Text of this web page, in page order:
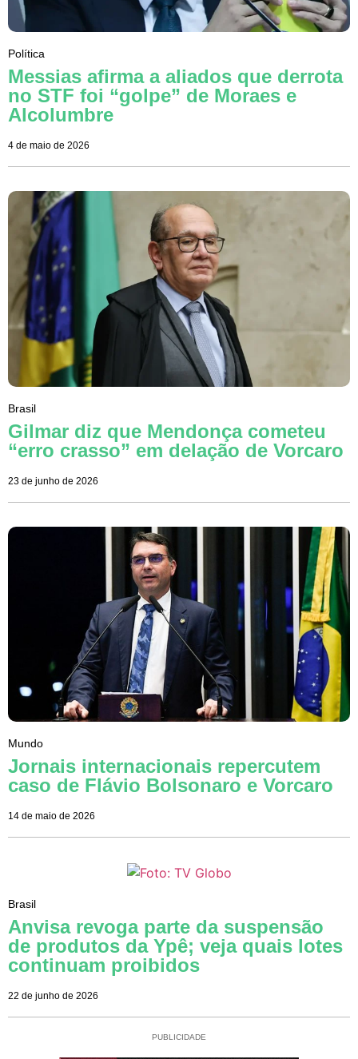
Política
Messias afirma a aliados que derrota
no STF foi “golpe” de Moraes e
Alcolumbre
4 de maio de 2026
Brasil
Gilmar diz que Mendonça cometeu
“erro crasso” em delação de Vorcaro
23 de junho de 2026
Mundo
Jornais internacionais repercutem
caso de Flávio Bolsonaro e Vorcaro
14 de maio de 2026
Brasil
Anvisa revoga parte da suspensão
de produtos da Ypê; veja quais lotes
continuam proibidos
22 de junho de 2026
PUBLICIDADE